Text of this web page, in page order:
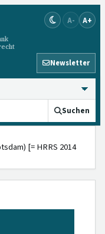
A- A+
Newsletter
Suchen
[= HRRS 2014